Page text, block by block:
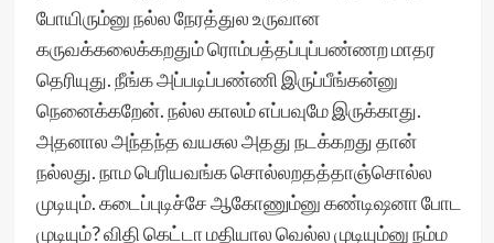
போயிரும்னு நல்ல நேரத்துல உருவான
கருவக்கலைக்கறதும் ரொம்பத்தப்புப்பண்ணற மாதர
தெரியுது. நீங்க அப்படிப்பண்ணி இருப்பீங்கன்னு
நெனைக்கறேன். நல்ல காலம் எப்பவுமே இருக்காது.
அதனால அந்தந்த வயசுல அதது நடக்கறது தான்
நல்லது. நாம பெரியவங்க சொல்லறதத்தாஞ்சொல்ல
முடியும். கடைப்புடிச்சே ஆகோணும்னு கண்டிஷனா போட
முடியும்? விதி கெட்டா மதியால வெல்ல முடியும்னு நம்ம